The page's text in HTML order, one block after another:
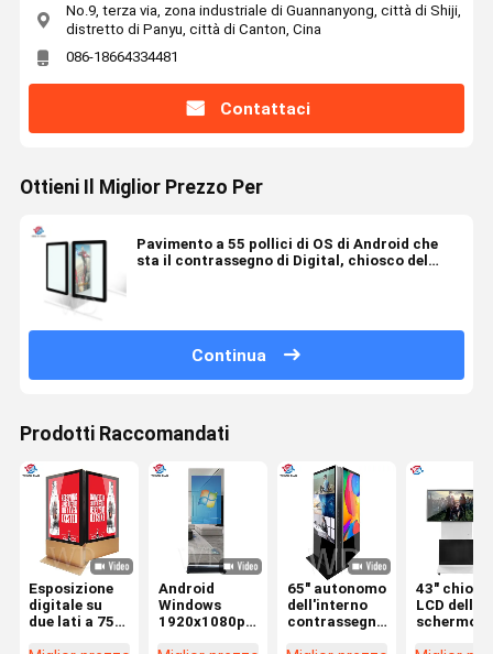
No.9, terza via, zona industriale di Guannanyong, città di Shiji,
distretto di Panyu, città di Canton, Cina
086-18664334481
Contattaci
Ottieni Il Miglior Prezzo Per
Pavimento a 55 pollici di OS di Android che
sta il contrassegno di Digital, chiosco del
Continua
Prodotti Raccomandati
Esposizione
digitale su
due lati a 75
Android
Windows
1920x1080p
65" autonomo
dell'interno
contrassegno
43"
LCD dello
schermo